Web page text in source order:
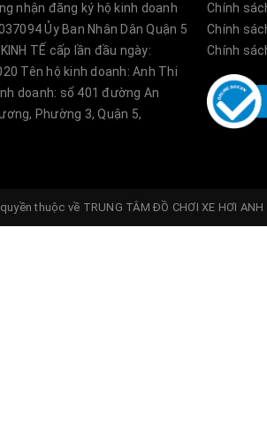
nhận đăng ký hộ kinh doanh
Ủy Ban Nhân Dân Quận 5
KINH TẾ cấp lần đầu ngày:
Tên hộ kinh doanh: Anh Thi
doanh: số 401 đường An
Phường 3, Quận 5,
Chính
Chính
Chính
thuộc về TRUNG TÂM ĐỒ CHƠI XE HƠI